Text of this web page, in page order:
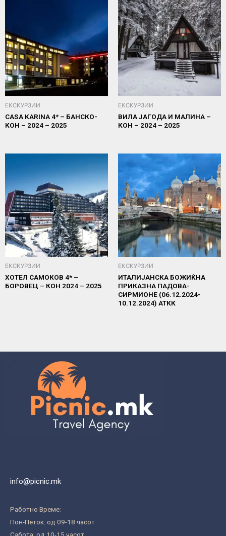
ЕКСКУРЗИИ
CASA KARINA 4* – БАНСКО-
КОН – 2024 – 2025
ЕКСКУРЗИИ
ВИЛА ЈАГОДА И МАЛИНА –
КОН – 2024 – 2025
ЕКСКУРЗИИ
ХОТЕЛ САМОКОВ 4* –
БОРОВЕЦ – КОН 2024 – 2025
ЕКСКУРЗИИ
ИТАЛИЈАНСКА БОЖИЌНА
ПРИКАЗНА ПАДОВА-
СИРМИОНЕ (06.12.2024-
10.12.2024) АТКК
info@picnic.mk
Работно Време:
Пон-Петок: од 09-18 часот